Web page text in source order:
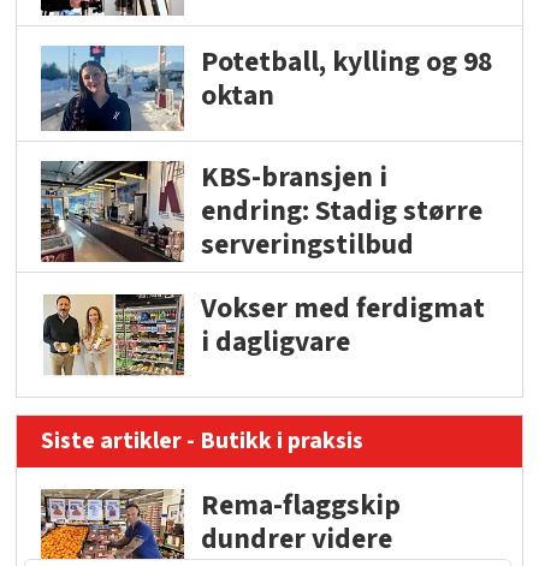
Potetball, kylling og 98
oktan
KBS-bransjen i
endring: Stadig større
serveringstilbud
Vokser med ferdigmat
i dagligvare
Siste artikler - Butikk i praksis
Rema-flaggskip
dundrer videre